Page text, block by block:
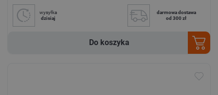
wysyłka
dzisiaj
darmowa dostawa
od 300 zł
Do koszyka